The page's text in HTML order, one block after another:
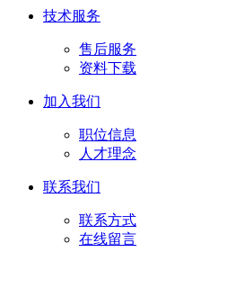
技术服务
售后服务
资料下载
加入我们
职位信息
人才理念
联系我们
联系方式
在线留言